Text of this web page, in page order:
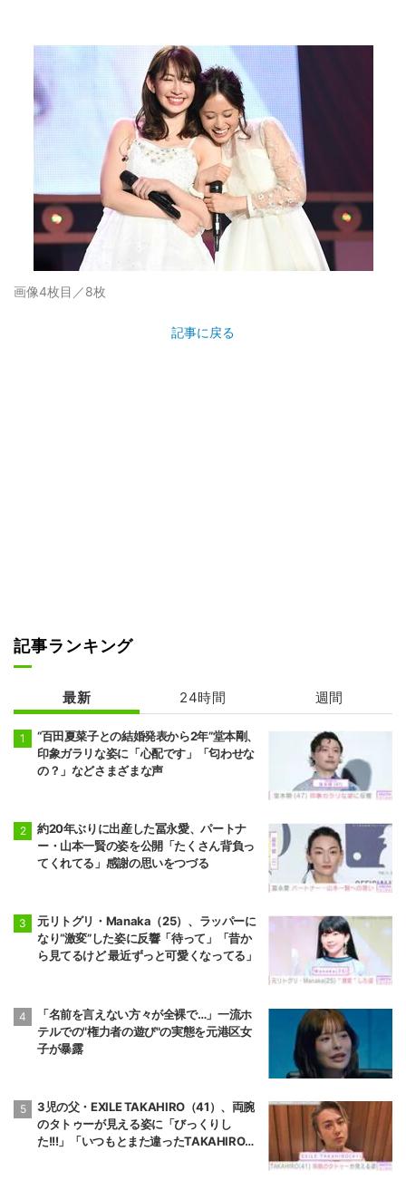
画像4枚目／8枚
記事に戻る
記事ランキング
最新 24時間 週間
“百田夏菜子との結婚発表から2年”堂本剛、
印象ガラリな姿に「心配です」「匂わせな
の？」などさまざまな声
約20年ぶりに出産した冨永愛、パートナ
ー・山本一賢の姿を公開「たくさん背負っ
てくれてる」感謝の思いをつづる
元リトグリ・Manaka（25）、ラッパーに
なり“激変”した姿に反響「待って」「昔か
ら見てるけど 最近ずっと可愛くなってる」
「名前を言えない方々が全裸で…」一流ホ
テルでの"権力者の遊び"の実態を元港区女
子が暴露
3児の父・EXILE TAKAHIRO（41）、両腕
のタトゥーが見える姿に「びっくりし
た!!!」「いつもとまた違ったTAKAHIROさ